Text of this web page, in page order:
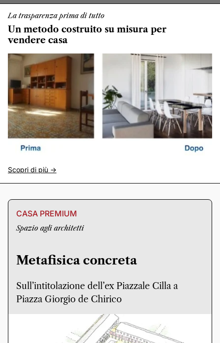
La trasparenza prima di tutto
Un metodo costruito su misura per
vendere casa
Scopri di più ->
CASA PREMIUM
Spazio agli architetti
Metafisica concreta
Sull’intitolazione dell’ex Piazzale Cilla a
Piazza Giorgio de Chirico